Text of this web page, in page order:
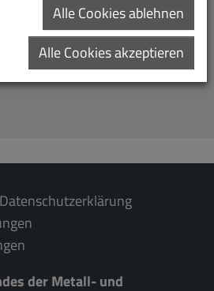
Sie vom 21. Oktober 2022
der Stadtgalerie in
Datenschutzerklärung
der Metall- und
Alle Cookies ablehnen
Alle Cookies akzeptieren